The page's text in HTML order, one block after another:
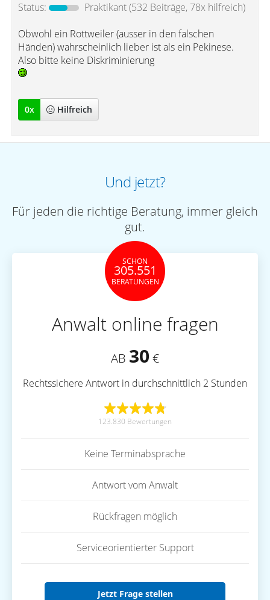
Status:
Praktikant(532 Beiträge, 78x hilfreich)
Obwohl ein Rottweiler (ausser in den falschen
Händen) wahrscheinlich lieber ist als ein Pekinese.
Also bitte keine Diskriminierung
0x Hilfreich
Und jetzt?
Für jeden die richtige Beratung, immer gleich
gut.
SCHON
305.551
BERATUNGEN
Anwalt online fragen
AB 30 €
Rechtssichere Antwort in durchschnittlich 2 Stunden
123.830 Bewertungen
Keine Terminabsprache
Antwort vom Anwalt
Rückfragen möglich
Serviceorientierter Support
Jetzt Frage stellen